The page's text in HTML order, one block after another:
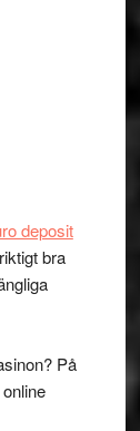
deposit
bra
På